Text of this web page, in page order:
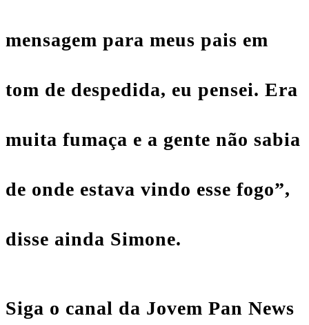
mensagem para meus pais em
tom de despedida, eu pensei. Era
muita fumaça e a gente não sabia
de onde estava vindo esse fogo”,
disse ainda Simone.
Siga o canal da Jovem Pan News